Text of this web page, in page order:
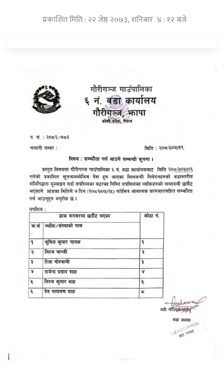
प्रकाशित मिति : २२ जेष्ठ २०७३, शनिबार ४ : १२ बजे